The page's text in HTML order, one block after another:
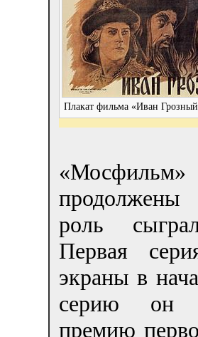
Плакат фильма «Иван
роль
Первая
экраны в
серию он
премию